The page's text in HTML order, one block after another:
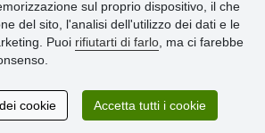
cookie
Privacy
sul proprio dispositivo, il che
del sito, l'analisi dell'utilizzo dei dati e le
Puoi rifiutarti di farlo , ma ci farebbe
cookie Accetta tutti i cookie